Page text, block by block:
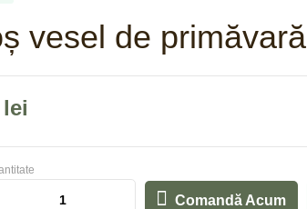
vesel de primăvară
lei
Comandă Acum